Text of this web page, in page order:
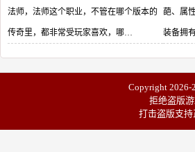
法师，法师这个职业，不管在哪个版本的
传奇里，都非常受玩家喜欢，哪…
葩、属
装备拥
Copyright 2026-
拒绝盗版
打击盗版支